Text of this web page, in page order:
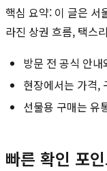
핵심 요약: 이 글은 서
라진 상권 흐름, 택스
방문 전 공식 안
현장에서는 가격,
선물용 구매는 유
빠른 확인 포